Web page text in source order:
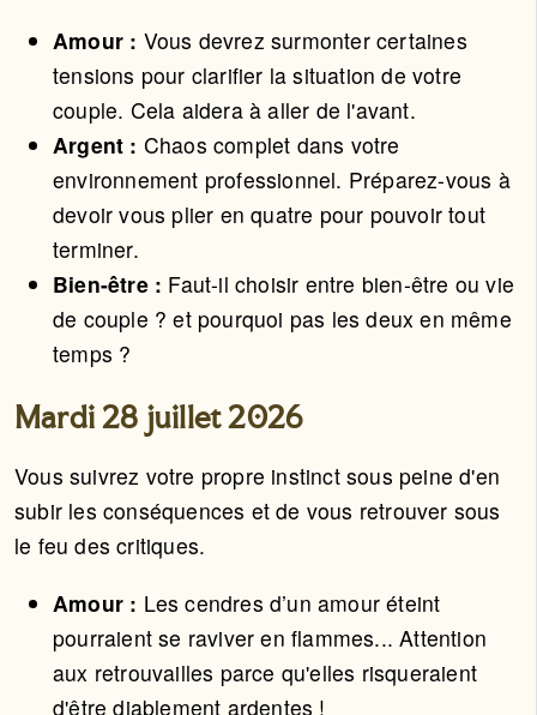
Amour : Vous devrez surmonter certaines
tensions pour clarifier la situation de votre
couple. Cela aidera à aller de l'avant.
Argent : Chaos complet dans votre
environnement professionnel. Préparez-vous à
devoir vous plier en quatre pour pouvoir tout
terminer.
Bien-être : Faut-il choisir entre bien-être ou vie
de couple ? et pourquoi pas les deux en même
temps ?
Mardi 28 juillet 2026
Vous suivrez votre propre instinct sous peine d'en
subir les conséquences et de vous retrouver sous
le feu des critiques.
Amour : Les cendres d’un amour éteint
pourraient se raviver en flammes... Attention
aux retrouvailles parce qu'elles risqueraient
d'être diablement ardentes !